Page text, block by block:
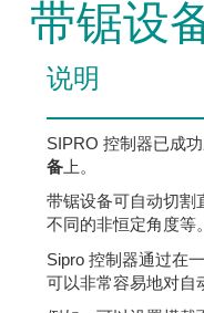
带锯设
说明
SIPRO 控制器已成
备 上。
带锯设备可自动切割
不同的非恒定角度等。
Sipro 控制器通过在
可以非常容易地对自